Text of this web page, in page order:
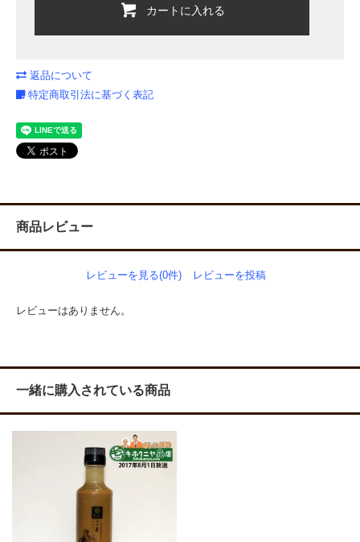
カートに入れる
返品について
特定商取引法に基づく表記
商品レビュー
レビューを見る(0件) レビューを投稿
レビューはありません。
一緒に購入されている商品